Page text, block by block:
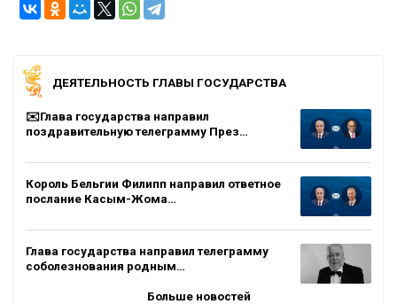
ДЕЯТЕЛЬНОСТЬ ГЛАВЫ ГОСУДАРСТВА
✉️Глава государства направил
поздравительную телеграмму През…
Король Бельгии Филипп направил ответное
послание Касым-Жома…
Глава государства направил телеграмму
соболезнования родным…
Больше новостей